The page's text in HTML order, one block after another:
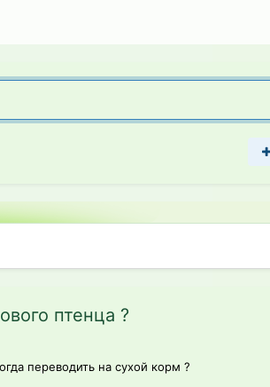
птенца ?
переводить на сухой корм ?